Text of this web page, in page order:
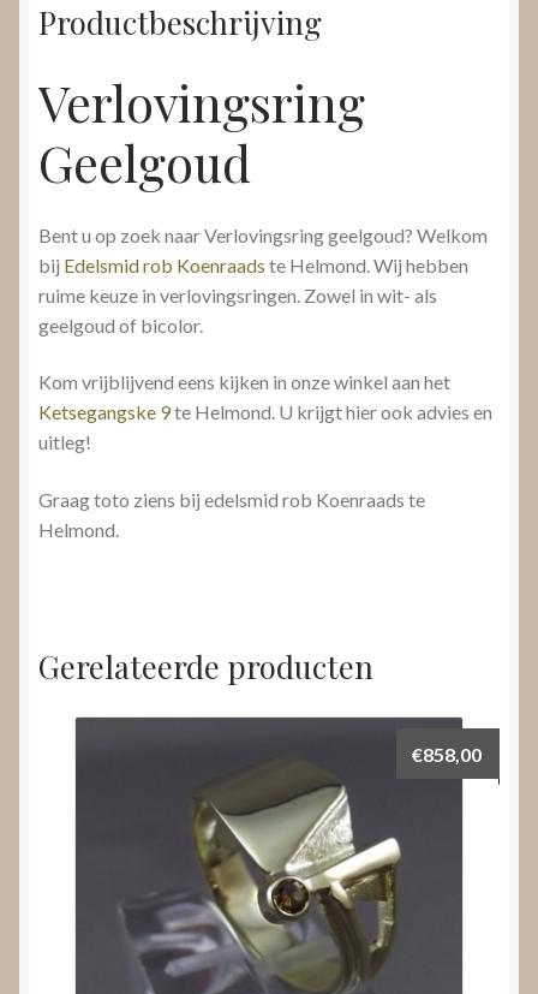
Productbeschrijving
Verlovingsring
Geelgoud
Bent u op zoek naar Verlovingsring geelgoud? Welkom
bij Edelsmid rob Koenraads te Helmond. Wij hebben
ruime keuze in verlovingsringen. Zowel in wit- als
geelgoud of bicolor.
Kom vrijblijvend eens kijken in onze winkel aan het
Ketsegangske 9te Helmond. U krijgt hier ook advies en
uitleg!
Graag toto ziens bij edelsmid rob Koenraads te
Helmond.
Gerelateerde producten
€858,00